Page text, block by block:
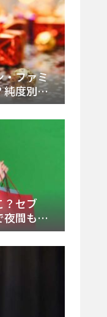
・ファミ
純度別お
まとめ
？セブ
夜間も買
の探し方